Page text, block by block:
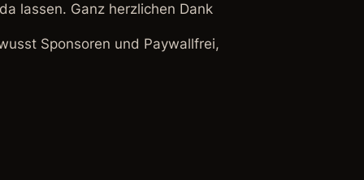
lassen. Ganz herzlichen Dank
Sponsoren und Paywallfrei,